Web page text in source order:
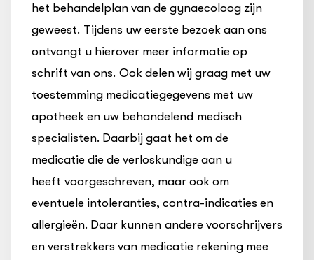
het behandelplan van de gynaecoloog zijn
geweest. Tijdens uw eerste bezoek aan ons
ontvangt u hierover meer informatie op
schrift van ons. Ook delen wij graag met uw
toestemming medicatiegegevens met uw
apotheek en uw behandelend medisch
specialisten. Daarbij gaat het om de
medicatie die de verloskundige aan u
heeft voorgeschreven, maar ook om
eventuele intoleranties, contra-indicaties en
allergieën. Daar kunnen andere voorschrijvers
en verstrekkers van medicatie rekening mee